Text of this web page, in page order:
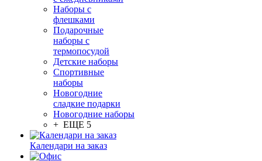
Наборы с
флешками
Подарочные
наборы с
термопосудой
Детские наборы
Спортивные
наборы
Новогодние
сладкие подарки
Новогодние наборы
+ ЕЩЕ 5
Календари на заказ